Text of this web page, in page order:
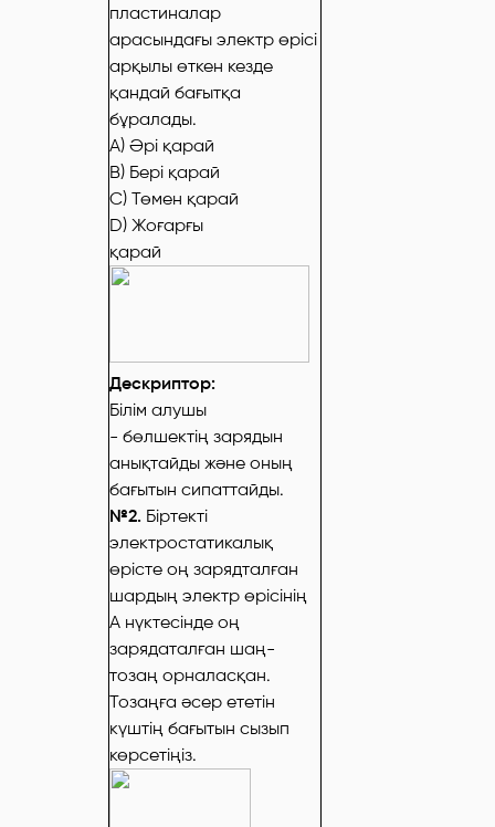
пластиналар
арасындағы электр өрісі
арқылы өткен кезде
қандай бағытқа
бұралады.
A) Әрі қарай
B) Бері қарай
C) Төмен қарай
D) Жоғарғы
қарай
Дескриптор:
Білім алушы
- бөлшектің зарядын
анықтайды және оның
бағытын сипаттайды.
№2. Біртекті
электростатикалық
өрісте оң зарядталған
шардың электр өрісінің
А нүктесінде оң
зарядаталған шаң-
тозаң орналасқан.
Тозаңға әсер ететін
күштің бағытын сызып
көрсетіңіз.